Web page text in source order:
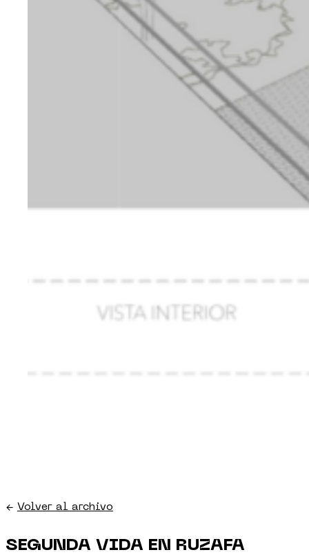
← Volver al archivo
SEGUNDA VIDA EN RUZAFA